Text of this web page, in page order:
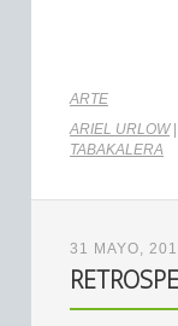
ARTE
ARIEL URLOW
TABAKALERA
31 MAYO,